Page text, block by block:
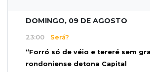
DOMINGO, 09 DE AGOSTO
23:00 Será?
“Forró só de véio e tereré sem
rondoniense detona Capital